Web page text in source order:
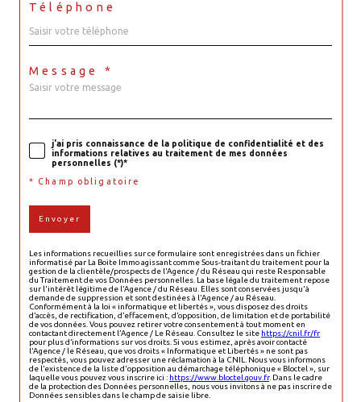
Téléphone
Message *
j'ai pris connaissance de la politique de confidentialité et des
informations relatives au traitement de mes données
personnelles (*)*
* Champ obligatoire
Envoyer
Les informations recueillies sur ce formulaire sont enregistrées dans un fichier
informatisé par La Boite Immo agissant comme Sous-traitant du traitement pour la
gestion de la clientèle/prospects de l'Agence / du Réseau qui reste Responsable
du Traitement de vos Données personnelles. La base légale du traitement repose
sur l'intérêt légitime de l'Agence / du Réseau. Elles sont conservées jusqu'à
demande de suppression et sont destinées à l'Agence / au Réseau.
Conformément à la loi « informatique et libertés », vous disposez des droits
d’accès, de rectification, d’effacement, d’opposition, de limitation et de portabilité
de vos données. Vous pouvez retirer votre consentement à tout moment en
contactant directement l’Agence / Le Réseau. Consultez le site https://cnil.fr/fr
pour plus d’informations sur vos droits. Si vous estimez, après avoir contacté
l'Agence / le Réseau, que vos droits « Informatique et Libertés » ne sont pas
respectés, vous pouvez adresser une réclamation à la CNIL. Nous vous informons
de l’existence de la liste d'opposition au démarchage téléphonique « Bloctel », sur
laquelle vous pouvez vous inscrire ici : https://www.bloctel.gouv.fr. Dans le cadre
de la protection des Données personnelles, nous vous invitons à ne pas inscrire de
Données sensibles dans le champ de saisie libre.